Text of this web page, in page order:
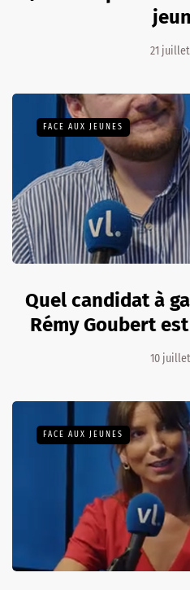
21
FACE AUX JEUNES
Quel candidat à
Rémy Goubert
10
FACE AUX JEUNES